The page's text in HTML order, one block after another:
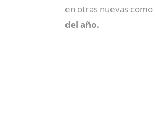
en otras nuevas como
del año.